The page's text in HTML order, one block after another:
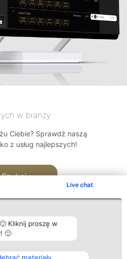
Live chat
Kliknij proszę w
🙂
w branży
Ciebie? Sprawdź naszą
z usług najlepszych!
Szukaj
Kontakt